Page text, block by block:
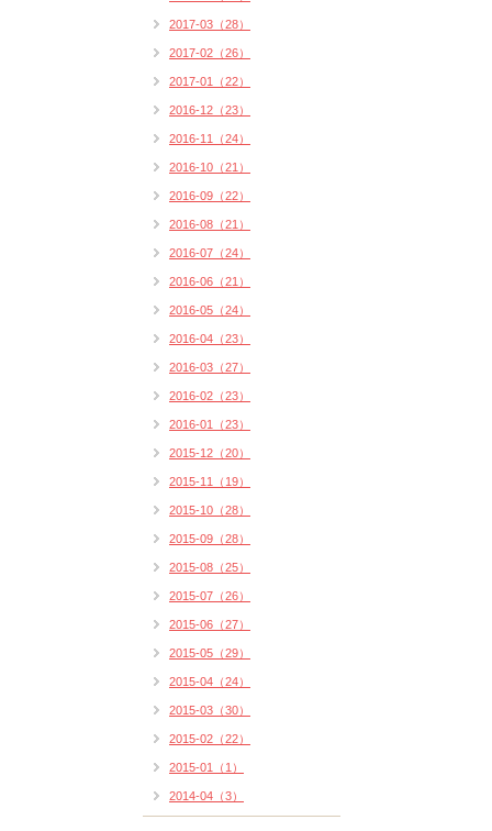
2017-03（28）
2017-02（26）
2017-01（22）
2016-12（23）
2016-11（24）
2016-10（21）
2016-09（22）
2016-08（21）
2016-07（24）
2016-06（21）
2016-05（24）
2016-04（23）
2016-03（27）
2016-02（23）
2016-01（23）
2015-12（20）
2015-11（19）
2015-10（28）
2015-09（28）
2015-08（25）
2015-07（26）
2015-06（27）
2015-05（29）
2015-04（24）
2015-03（30）
2015-02（22）
2015-01（1）
2014-04（3）